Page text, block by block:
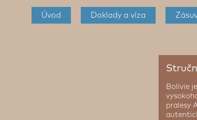
Úvod Doklady a víza
Bolívie
pralesy